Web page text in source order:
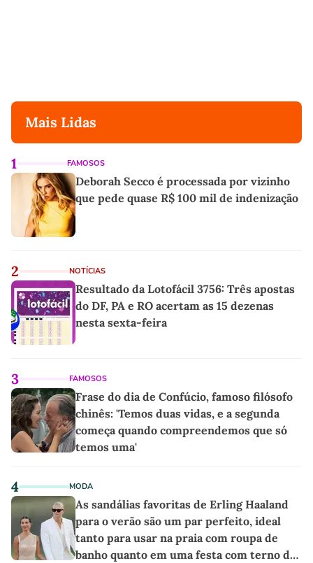
Mais Lidas
1 FAMOSOS
Deborah Secco é processada por vizinho
que pede quase R$ 100 mil de indenização
2 NOTÍCIAS
Resultado da Lotofácil 3756: Três apostas
do DF, PA e RO acertam as 15 dezenas
nesta sexta-feira
3 FAMOSOS
Frase do dia de Confúcio, famoso filósofo
chinês: 'Temos duas vidas, e a segunda
começa quando compreendemos que só
temos uma'
4 MODA
As sandálias favoritas de Erling Haaland
para o verão são um par perfeito, ideal
tanto para usar na praia com roupa de
banho quanto em uma festa com terno de